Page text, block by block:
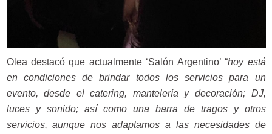
Olea destacó que actualmente ‘Salón Argentino’ “hoy está
en condiciones de brindar todos los servicios para un
evento, desde el catering, mantelería y decoración; DJ,
luces y sonido; así como una barra de tragos y otros
servicios, aunque nos adaptamos a las necesidades de